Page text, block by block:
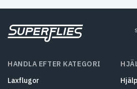
HANDLA EFTER KATEGORI
Laxflugor
Hjälp